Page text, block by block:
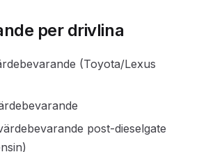
per drivlina
(Toyota/Lexus
post-dieselgate